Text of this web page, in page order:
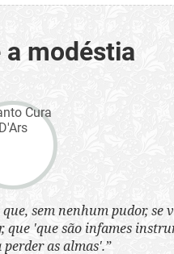
modéstia
sem nenhum pudor, se
'que são infames
perder as almas'.”